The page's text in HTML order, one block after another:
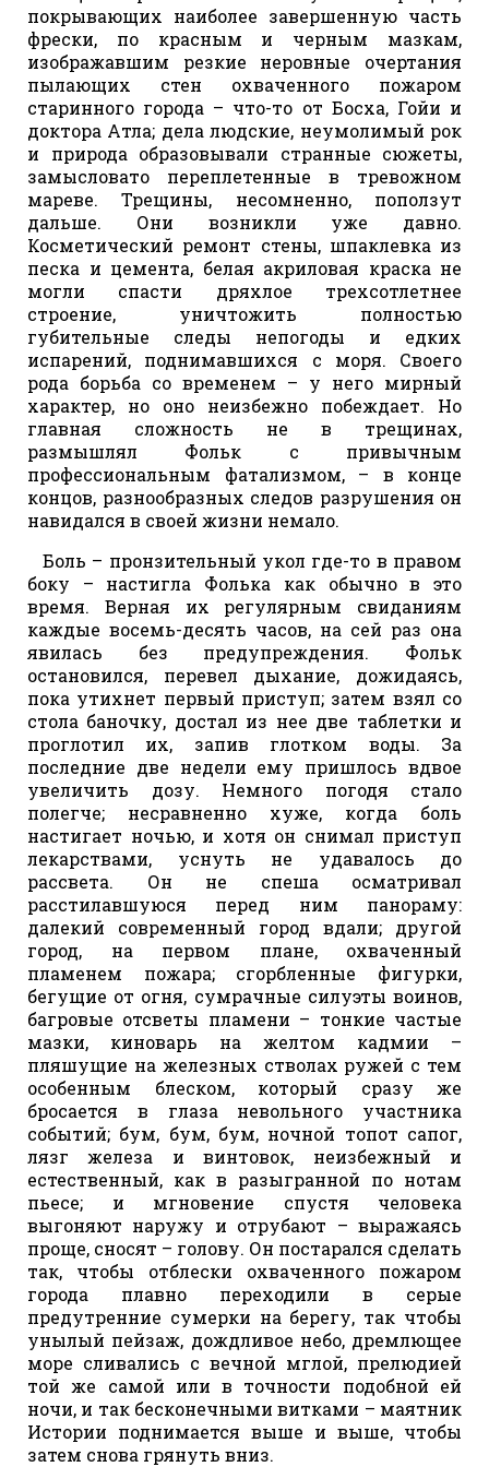
покрывающих наиболее завершенную часть
фрески, по красным и черным мазкам,
изображавшим резкие неровные очертания
пылающих стен охваченного пожаром
старинного города – что-то от Босха, Гойи и
доктора Атла; дела людские, неумолимый рок
и природа образовывали странные сюжеты,
замысловато переплетенные в тревожном
мареве. Трещины, несомненно, поползут
дальше. Они возникли уже давно.
Косметический ремонт стены, шпаклевка из
песка и цемента, белая акриловая краска не
могли спасти дряхлое трехсотлетнее
строение, уничтожить полностью
губительные следы непогоды и едких
испарений, поднимавшихся с моря. Своего
рода борьба со временем – у него мирный
характер, но оно неизбежно побеждает. Но
главная сложность не в трещинах,
размышлял Фольк с привычным
профессиональным фатализмом, – в конце
концов, разнообразных следов разрушения он
навидался в своей жизни немало.
Боль – пронзительный укол где-то в правом
боку – настигла Фолька как обычно в это
время. Верная их регулярным свиданиям
каждые восемь-десять часов, на сей раз она
явилась без предупреждения. Фольк
остановился, перевел дыхание, дожидаясь,
пока утихнет первый приступ; затем взял со
стола баночку, достал из нее две таблетки и
проглотил их, запив глотком воды. За
последние две недели ему пришлось вдвое
увеличить дозу. Немного погодя стало
полегче; несравненно хуже, когда боль
настигает ночью, и хотя он снимал приступ
лекарствами, уснуть не удавалось до
рассвета. Он не спеша осматривал
расстилавшуюся перед ним панораму:
далекий современный город вдали; другой
город, на первом плане, охваченный
пламенем пожара; сгорбленные фигурки,
бегущие от огня, сумрачные силуэты воинов,
багровые отсветы пламени – тонкие частые
мазки, киноварь на желтом кадмии –
пляшущие на железных стволах ружей с тем
особенным блеском, который сразу же
бросается в глаза невольного участника
событий; бум, бум, бум, ночной топот сапог,
лязг железа и винтовок, неизбежный и
естественный, как в разыгранной по нотам
пьесе; и мгновение спустя человека
выгоняют наружу и отрубают – выражаясь
проще, сносят – голову. Он постарался сделать
так, чтобы отблески охваченного пожаром
города плавно переходили в серые
предутренние сумерки на берегу, так чтобы
унылый пейзаж, дождливое небо, дремлющее
море сливались с вечной мглой, прелюдией
той же самой или в точности подобной ей
ночи, и так бесконечными витками – маятник
Истории поднимается выше и выше, чтобы
затем снова грянуть вниз.